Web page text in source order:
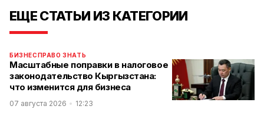
ЕЩЕ СТАТЬИ ИЗ КАТЕГОРИИ
БИЗНЕСПРАВО ЗНАТЬ
Масштабные поправки в налоговое
законодательство Кыргызстана:
что изменится для бизнеса
07 августа 2026 12:23